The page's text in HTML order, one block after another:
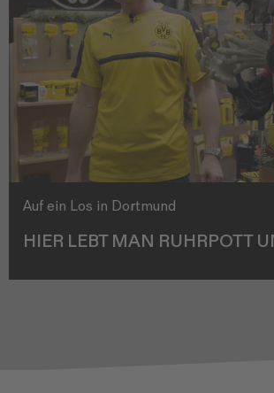
Auf ein Los in Dortmund
HIER LEBT MAN RUHRPOTT